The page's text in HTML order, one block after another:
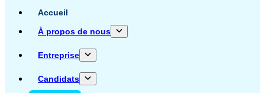
Accueil
À propos de nous
Entreprise
Candidats